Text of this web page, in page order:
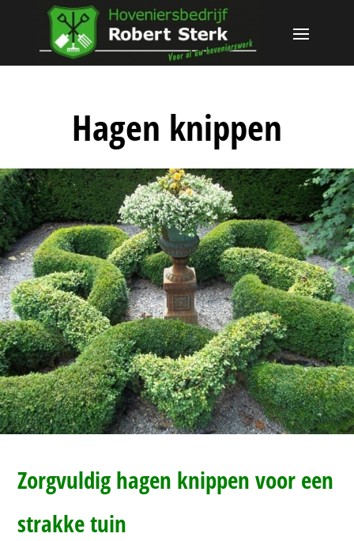
Hagen knippen
Zorgvuldig hagen knippen voor een
strakke tuin